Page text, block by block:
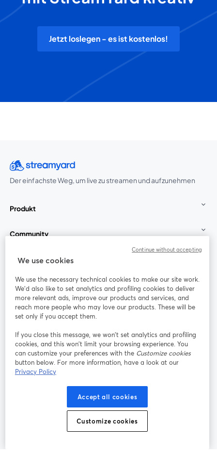
Jetzt loslegen - es ist kostenlos!
Der einfachste Weg, um live zu streamen und aufzunehmen
Produkt
Community
StreamYard für
Mitmachen
Webinar Facebook
wird in einem neuen Tab geöffnet
X (Twitter)
wird in einem neuen Tab geöffnet
Nutzungsbedingungen
wird in einem neuen Tab geöffnet
Datenschutzrichtlinie
wird in einem neuen Tab geöffnet
Cookie-Richtlinie
Cookie-Einstellungen Hilfe-Center
We use cookies
We use the necessary technical cookies to make our site work.
We'd also like to set analytics and profiling cookies to deliver
more relevant ads, improve our products and services, and
reach more people who may love our products. These will be
set only if you accept them.
If you close this message, we won’t set analytics and profiling
cookies, and this won’t limit your browsing experience. You
can customize your preferences with the Customize cookies
button below. For more information, have a look at our
Privacy Policy
Accept all cookies
Customize cookies
Continue without accepting